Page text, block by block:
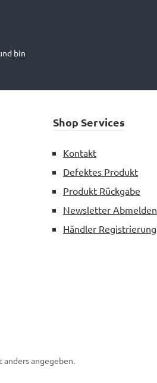
bin
Shop Services
Kontakt
Defektes Produkt
Produkt Rückgabe
Newsletter Abmelden
Händler Registrierung
anders angegeben.